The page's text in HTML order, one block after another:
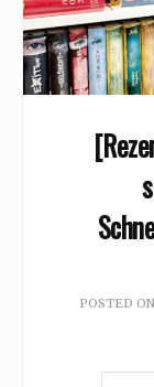
POSTED ON